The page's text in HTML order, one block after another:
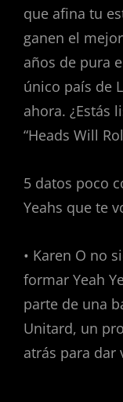
que afina tu
ganen el
años de pura
único país de
ahora. ¿Estás
“Heads Will
5 datos poco
Yeahs que te
• Karen O no
formar Yeah
parte de una
Unitard, un
atrás para dar